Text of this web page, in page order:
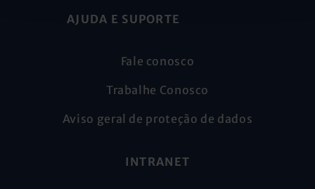
AJUDA E SUPORTE
Fale conosco
Trabalhe Conosco
Aviso geral de proteção de dados
INTRANET